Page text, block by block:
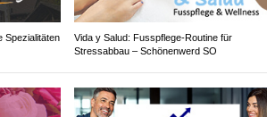
Spezialitäten
Vida y Salud: Fusspflege-Routine für
Stressabbau – Schönenwerd SO